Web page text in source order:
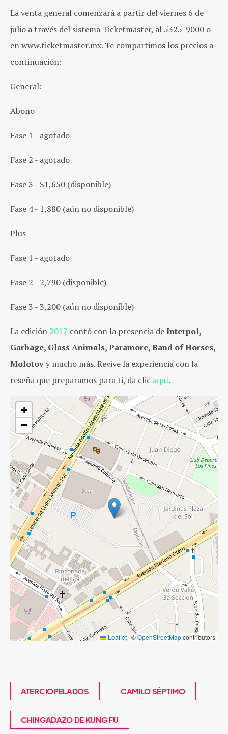
La venta general comenzará a partir del viernes 6 de
julio a través del sistema Ticketmaster, al 5325-9000 o
en www.ticketmaster.mx. Te compartimos los precios a
continuación:
General:
Abono
Fase 1 - agotado
Fase 2 - agotado
Fase 3 - $1,650 (disponible)
Fase 4 - 1,880 (aún no disponible)
Plus
Fase 1 - agotado
Fase 2 - 2,790 (disponible)
Fase 3 - 3,200 (aún no disponible)
La edición 2017 contó con la presencia deInterpol,
Garbage, Glass Animals, Paramore, Band of Horses,
Molotovy mucho más. Revive la experiencia con la
reseña que preparamos para ti, da clic aquí.
+
−
Leaflet|©OpenStreetMapcontributors
ATERCIOPELADOS CAMILO SÉPTIMO
CHINGADAZO DE KUNG FU